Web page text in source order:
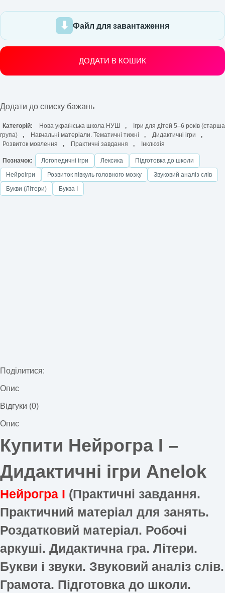
Файл для завантаження
ДОДАТИ В КОШИК
Додати до списку бажань
Категорій: Нова українська школа НУШ ,
Ігри для дітей 5–6 років (старша
група)
, Навчальні матеріали. Тематичні тижні , Дидактичні ігри
,
Розвиток мовлення
, Практичні завдання , Інклюзія
Позначок: Логопедичні ігри Лексика
Підготовка до школи
Нейроігри
Розвиток півкуль головного мозку
Звуковий аналіз слів
Букви (Літери)
Буква І
Поділитися:
Опис
Відгуки (0)
Опис
Купити Нейрогра І –
Дидактичні ігри Anelok
Нейрогра І (Практичні завдання.
Практичний матеріал для занять.
Роздатковий матеріал. Робочі
аркуші. Дидактична гра. Літери.
Букви і звуки. Звуковий аналіз слів.
Грамота. Підготовка до школи.